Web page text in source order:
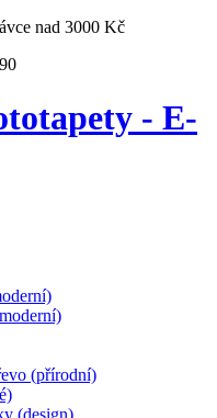
nad 3000 Kč
- E-
(přírodní)
(design)